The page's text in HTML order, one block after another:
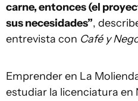
carne, entonces (el
sus necesidades”,
entrevista con Café y
Emprender en La
estudiar la licenciatura en